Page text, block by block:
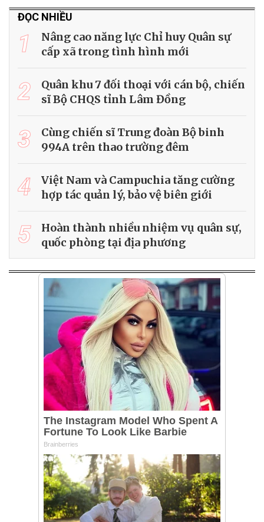
ĐỌC NHIỀU
1
Nâng cao năng lực Chỉ huy Quân sự
cấp xã trong tình hình mới
2
Quân khu 7 đối thoại với cán bộ, chiến
sĩ Bộ CHQS tỉnh Lâm Đồng
3
Cùng chiến sĩ Trung đoàn Bộ binh
994A trên thao trường đêm
4
Việt Nam và Campuchia tăng cường
hợp tác quản lý, bảo vệ biên giới
5
Hoàn thành nhiều nhiệm vụ quân sự,
quốc phòng tại địa phương